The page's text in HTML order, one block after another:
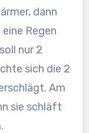
dann
Regen
nur 2
sich die 2
Am
sie schläft